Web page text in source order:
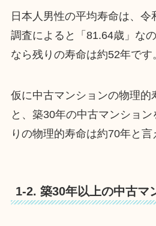
日本人男性の平均寿命は、
調査によると「81.64歳」な
なら残りの寿命は約52年です
仮に中古マンションの物理的
と、築30年の中古マンショ
りの物理的寿命は約70年と言
1-2. 築30年以上の中古マ